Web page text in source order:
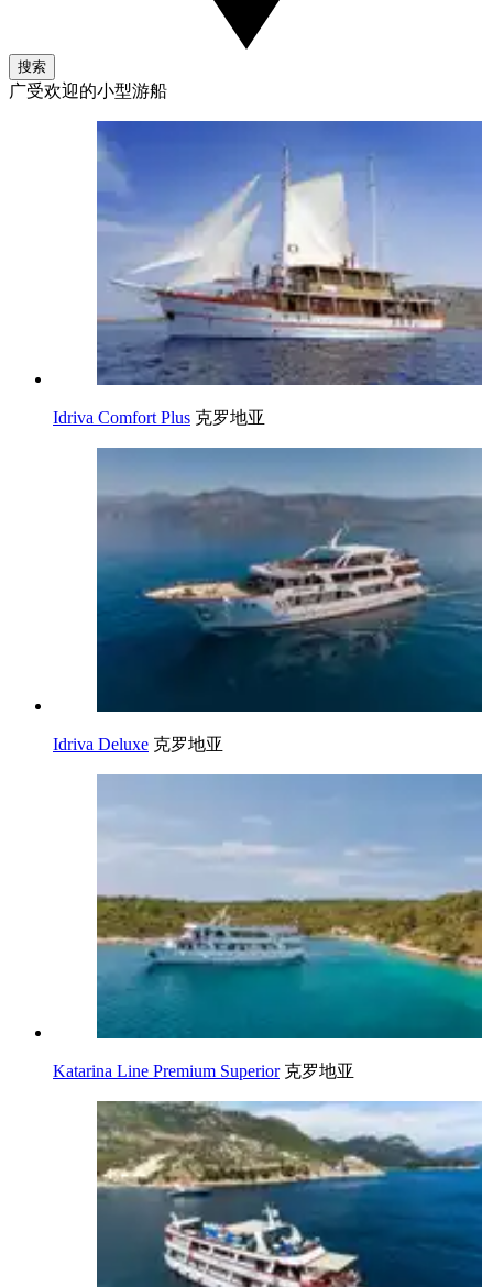
搜索
广受欢迎的小型游船
Idriva Comfort Plus 克罗地亚
Idriva Deluxe 克罗地亚
Katarina Line Premium Superior 克罗地亚